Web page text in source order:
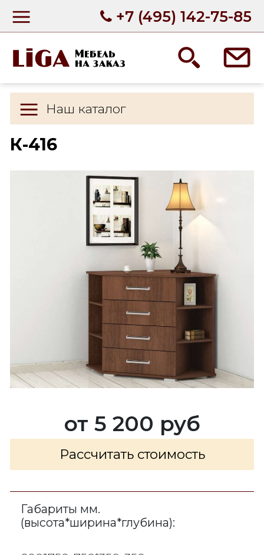
+7 (495) 142-75-85
Наш каталог
К-416
от 5 200 руб
Рассчитать стоимость
Габариты мм.
(высота*ширина*глубина):